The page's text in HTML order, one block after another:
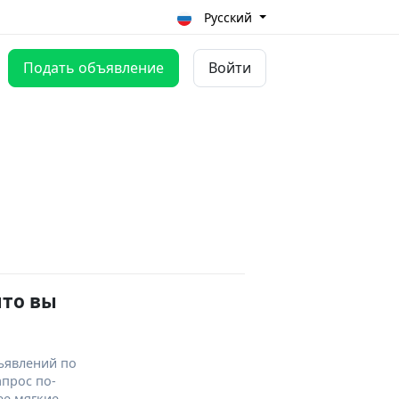
Русский
Подать объявление Войти
вы
по
по-